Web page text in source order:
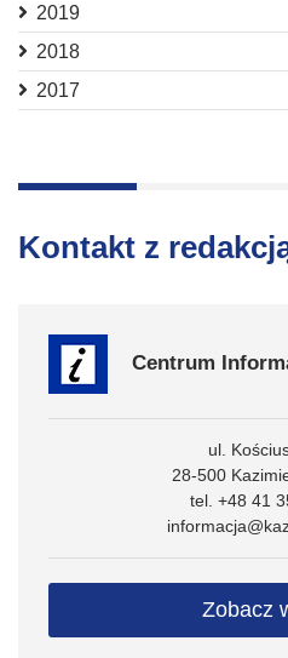
2019
2018
2017
Kontakt z
Centrum
ul.
28-500
tel. +48 41
Zobacz